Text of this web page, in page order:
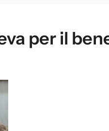
per il